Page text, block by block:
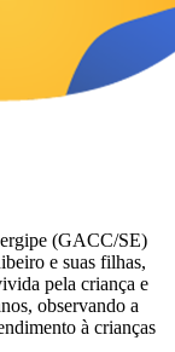
(GACC/SE)
e suas filhas,
pela criança e
observando a
à crianças